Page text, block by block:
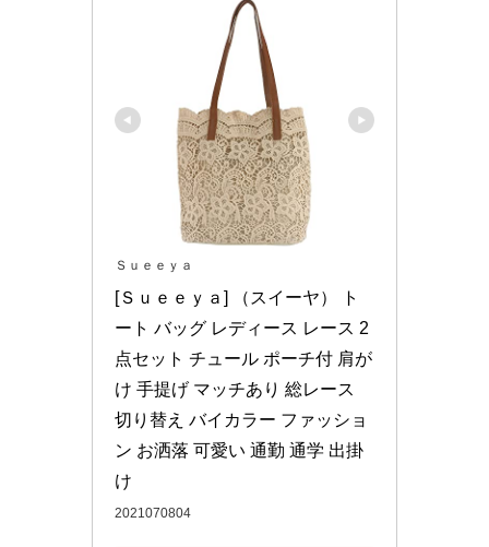
Ｓｕｅｅｙａ
[Ｓｕｅｅｙａ] （スイーヤ） ト
ート バッグ レディース レース 2
点セット チュール ポーチ付 肩が
け 手提げ マッチあり 総レース
切り替え バイカラー ファッショ
ン お洒落 可愛い 通勤 通学 出掛
け
2021070804